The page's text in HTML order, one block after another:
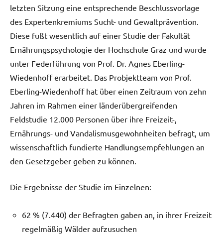
letzten Sitzung eine entsprechende Beschlussvorlage
des Expertenkremiums Sucht- und Gewaltprävention.
Diese fußt wesentlich auf einer Studie der Fakultät
Ernährungspsychologie der Hochschule Graz und wurde
unter Federführung von Prof. Dr. Agnes Eberling-
Wiedenhoff erarbeitet. Das Probjektteam von Prof.
Eberling-Wiedenhoff hat über einen Zeitraum von zehn
Jahren im Rahmen einer länderübergreifenden
Feldstudie 12.000 Personen über ihre Freizeit-,
Ernährungs- und Vandalismusgewohnheiten befragt, um
wissenschaftlich fundierte Handlungsempfehlungen an
den Gesetzgeber geben zu können.
Die Ergebnisse der Studie im Einzelnen:
62 % (7.440) der Befragten gaben an, in ihrer Freizeit
regelmäßig Wälder aufzusuchen